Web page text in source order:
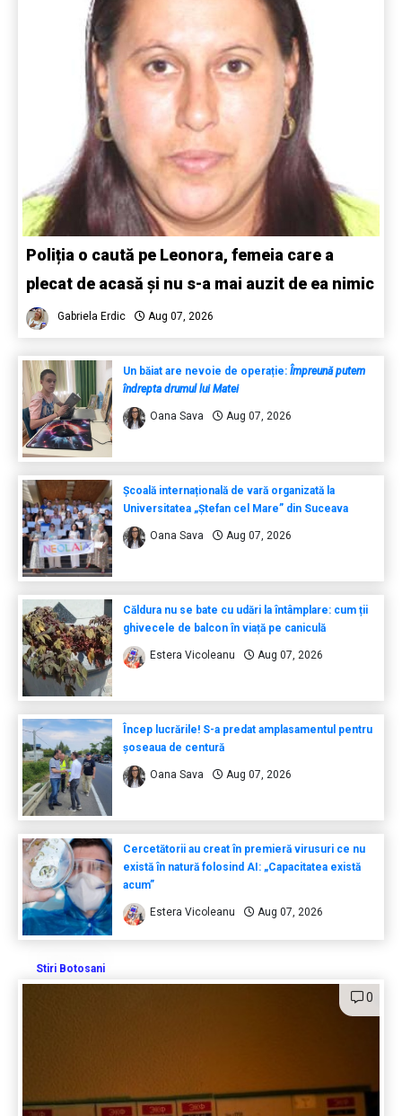
Poliția o caută pe Leonora, femeia care a
plecat de acasă și nu s-a mai auzit de ea nimic
Gabriela Erdic Aug 07, 2026
Un băiat are nevoie de operație: Împreună putem
îndrepta drumul lui Matei
Oana Sava Aug 07, 2026
Școală internațională de vară organizată la
Universitatea „Ștefan cel Mare” din Suceava
Oana Sava Aug 07, 2026
Căldura nu se bate cu udări la întâmplare: cum ții
ghivecele de balcon în viață pe caniculă
Estera Vicoleanu Aug 07, 2026
Încep lucrările! S-a predat amplasamentul pentru
șoseaua de centură
Oana Sava Aug 07, 2026
Cercetătorii au creat în premieră virusuri ce nu
există în natură folosind AI: „Capacitatea există
acum”
Estera Vicoleanu Aug 07, 2026
Stiri Botosani
0